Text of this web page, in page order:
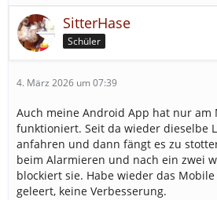
SitterHase
Schüler
4. März 2026 um 07:39
Auch meine Android App hat nur am
funktioniert. Seit da wieder dieselbe
anfahren und dann fängt es zu
beim Alarmieren und nach ein zwei
blockiert sie. Habe wieder das
geleert, keine Verbesserung.